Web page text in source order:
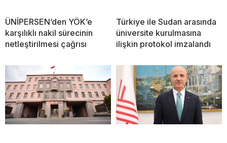
ÜNİPERSEN’den YÖK’e
karşılıklı nakil sürecinin
netleştirilmesi çağrısı
Türkiye ile Sudan arasında
üniversite kurulmasına
ilişkin protokol imzalandı